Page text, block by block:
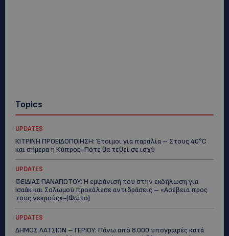
Topics
UPDATES
ΚΙΤΡΙΝΗ ΠΡΟΕΙΔΟΠΟΙΗΣΗ: Έτοιμοι για παραλία – Στους 40°C
και σήμερα η Κύπρος-Πότε θα τεθεί σε ισχύ
UPDATES
ΦΕΙΔΙΑΣ ΠΑΝΑΓΙΩΤΟΥ: Η εμφάνισή του στην εκδήλωση για
Ισαάκ και Σολωμού προκάλεσε αντιδράσεις – «Ασέβεια προς
τους νεκρούς»-(Φώτο)
UPDATES
ΔΗΜΟΣ ΛΑΤΣΙΩΝ – ΓΕΡΙΟΥ: Πάνω από 8.000 υπογραφές κατά